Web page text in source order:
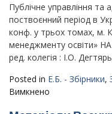
в
умовах
війни
і
поствоєнний
Публічне управління та
поствоєнний період в
конф. у трьох томах, м.
менеджменту освіти»
ред. колегія : І.О.
Posted in Е.Б. - Збірники,
Вимкнено